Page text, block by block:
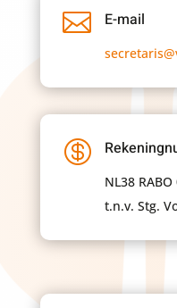
 E-mail

NL38
t.n.v. Stg.